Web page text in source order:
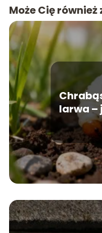
Może Cię
larwa –